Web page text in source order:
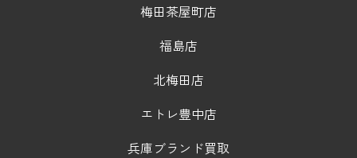
梅田茶屋町店
福島店
北梅田店
エトレ豊中店
兵庫ブランド買取